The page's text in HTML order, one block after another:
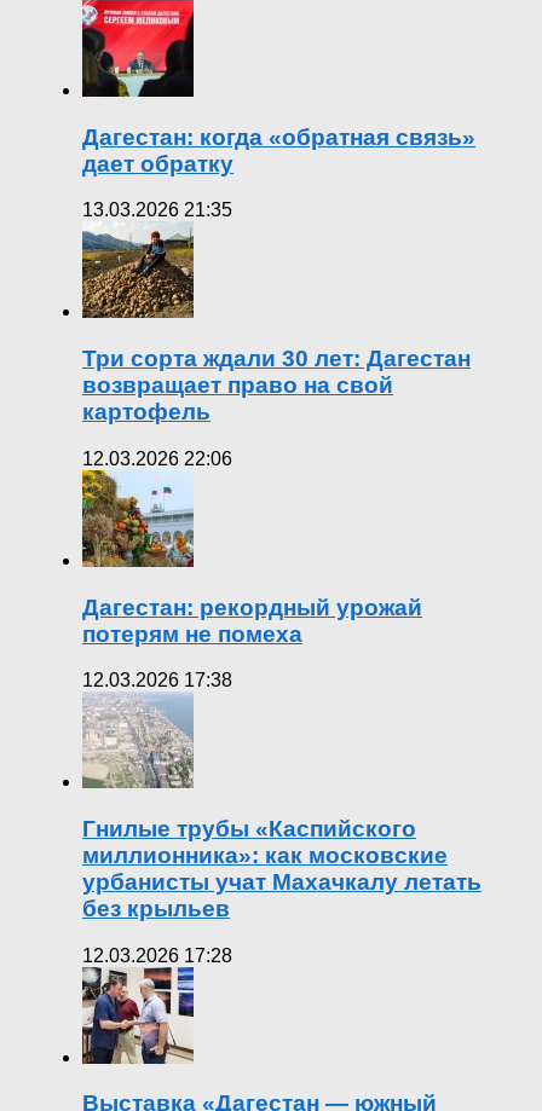
Дагестан: когда «обратная связь»
дает обратку
13.03.2026 21:35
Три сорта ждали 30 лет: Дагестан
возвращает право на свой
картофель
12.03.2026 22:06
Дагестан: рекордный урожай
потерям не помеха
12.03.2026 17:38
Гнилые трубы «Каспийского
миллионника»: как московские
урбанисты учат Махачкалу летать
без крыльев
12.03.2026 17:28
Выставка «Дагестан — южный